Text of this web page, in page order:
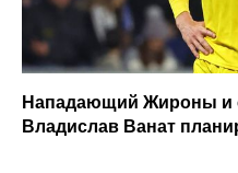
Нападающий Жироны и
Владислав Ванат